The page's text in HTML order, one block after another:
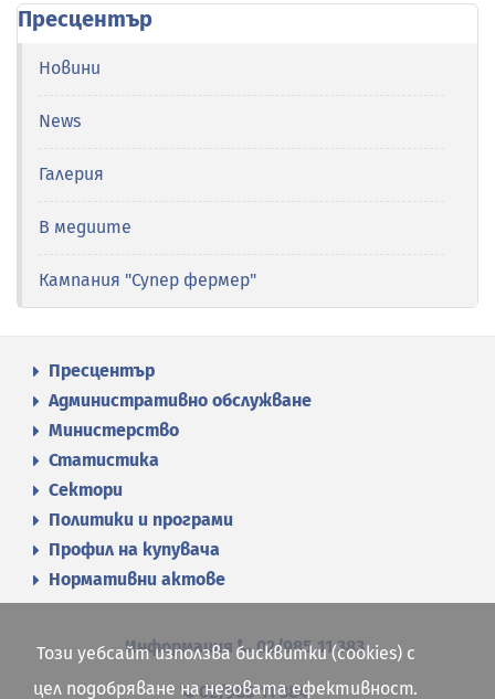
Пресцентър
Новини
News
Галерия
В медиите
Кампания "Супер фермер"
Пресцентър
Административно обслужване
Министерство
Статистика
Сектори
Политики и програми
Профил на купувача
Нормативни актове
Информация 02/985 11 383
02/985 11 384
Този уебсайт използва бисквитки (cookies) с
цел подобряване на неговата ефективност.